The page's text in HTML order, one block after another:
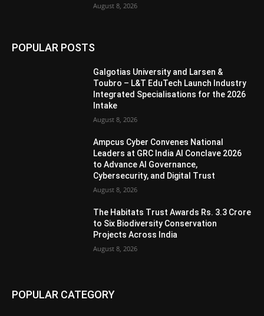
August 8, 2026
POPULAR POSTS
Galgotias University and Larsen &
Toubro – L&T EduTech Launch Industry
Integrated Specialisations for the 2026
Intake
August 8, 2026
Ampcus Cyber Convenes National
Leaders at GRC India AI Conclave 2026
to Advance AI Governance,
Cybersecurity, and Digital Trust
August 8, 2026
The Habitats Trust Awards Rs. 3.3 Crore
to Six Biodiversity Conservation
Projects Across India
August 8, 2026
POPULAR CATEGORY